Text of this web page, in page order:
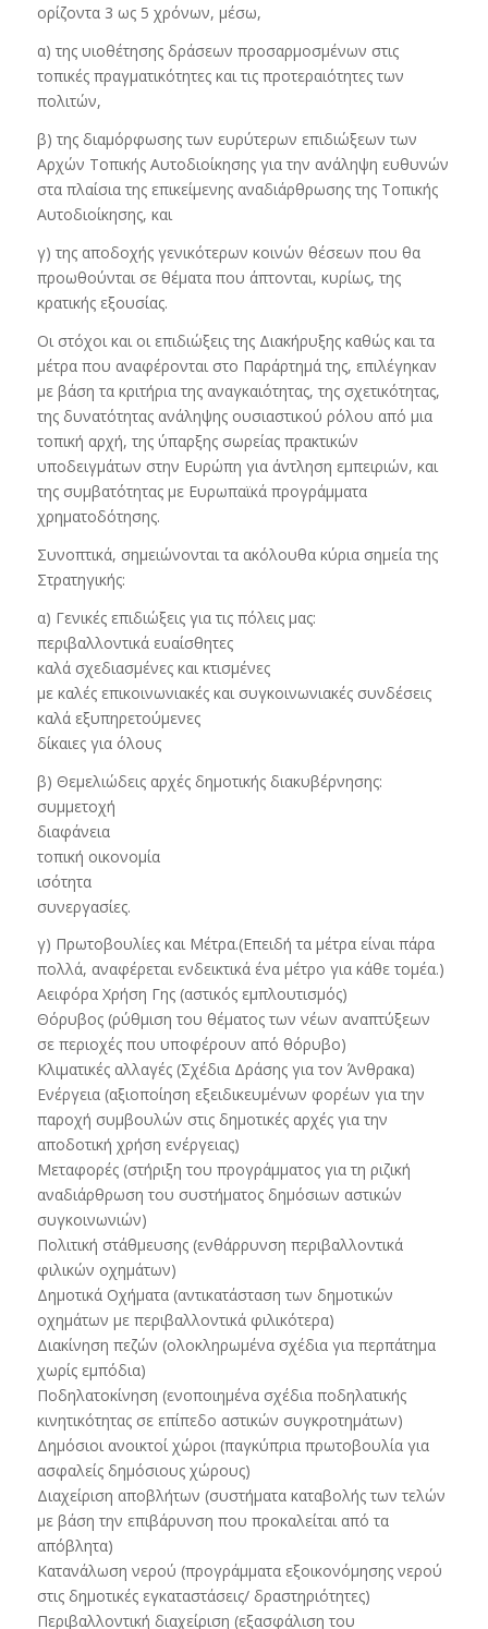
ορίζοντα 3 ως 5 χρόνων, μέσω,
α) της υιοθέτησης δράσεων προσαρμοσμένων στις
τοπικές πραγματικότητες και τις προτεραιότητες των
πολιτών,
β) της διαμόρφωσης των ευρύτερων επιδιώξεων των
Αρχών Τοπικής Αυτοδιοίκησης για την ανάληψη ευθυνών
στα πλαίσια της επικείμενης αναδιάρθρωσης της Τοπικής
Αυτοδιοίκησης, και
γ) της αποδοχής γενικότερων κοινών θέσεων που θα
προωθούνται σε θέματα που άπτονται, κυρίως, της
κρατικής εξουσίας.
Οι στόχοι και οι επιδιώξεις της Διακήρυξης καθώς και τα
μέτρα που αναφέρονται στο Παράρτημά της, επιλέγηκαν
με βάση τα κριτήρια της αναγκαιότητας, της σχετικότητας,
της δυνατότητας ανάληψης ουσιαστικού ρόλου από μια
τοπική αρχή, της ύπαρξης σωρείας πρακτικών
υποδειγμάτων στην Ευρώπη για άντληση εμπειριών, και
της συμβατότητας με Ευρωπαϊκά προγράμματα
χρηματοδότησης.
Συνοπτικά, σημειώνονται τα ακόλουθα κύρια σημεία της
Στρατηγικής:
α) Γενικές επιδιώξεις για τις πόλεις μας:
περιβαλλοντικά ευαίσθητες
καλά σχεδιασμένες και κτισμένες
με καλές επικοινωνιακές και συγκοινωνιακές συνδέσεις
καλά εξυπηρετούμενες
δίκαιες για όλους
β) Θεμελιώδεις αρχές δημοτικής διακυβέρνησης:
συμμετοχή
διαφάνεια
τοπική οικονομία
ισότητα
συνεργασίες.
γ) Πρωτοβουλίες και Μέτρα.(Επειδή τα μέτρα είναι πάρα
πολλά, αναφέρεται ενδεικτικά ένα μέτρο για κάθε τομέα.)
Αειφόρα Χρήση Γης (αστικός εμπλουτισμός)
Θόρυβος (ρύθμιση του θέματος των νέων αναπτύξεων
σε περιοχές που υποφέρουν από θόρυβο)
Κλιματικές αλλαγές (Σχέδια Δράσης για τον Άνθρακα)
Ενέργεια (αξιοποίηση εξειδικευμένων φορέων για την
παροχή συμβουλών στις δημοτικές αρχές για την
αποδοτική χρήση ενέργειας)
Μεταφορές (στήριξη του προγράμματος για τη ριζική
αναδιάρθρωση του συστήματος δημόσιων αστικών
συγκοινωνιών)
Πολιτική στάθμευσης (ενθάρρυνση περιβαλλοντικά
φιλικών οχημάτων)
Δημοτικά Οχήματα (αντικατάσταση των δημοτικών
οχημάτων με περιβαλλοντικά φιλικότερα)
Διακίνηση πεζών (ολοκληρωμένα σχέδια για περπάτημα
χωρίς εμπόδια)
Ποδηλατοκίνηση (ενοποιημένα σχέδια ποδηλατικής
κινητικότητας σε επίπεδο αστικών συγκροτημάτων)
Δημόσιοι ανοικτοί χώροι (παγκύπρια πρωτοβουλία για
ασφαλείς δημόσιους χώρους)
Διαχείριση αποβλήτων (συστήματα καταβολής των τελών
με βάση την επιβάρυνση που προκαλείται από τα
απόβλητα)
Κατανάλωση νερού (προγράμματα εξοικονόμησης νερού
στις δημοτικές εγκαταστάσεις/ δραστηριότητες)
Περιβαλλοντική διαχείριση (εξασφάλιση του